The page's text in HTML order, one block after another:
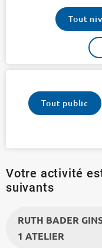
Tout
Tout public
Votre activité
suivants
RUTH BADER
1 ATELIER